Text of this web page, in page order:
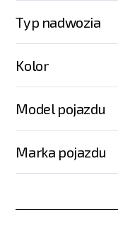
Typ nadwozia
Kolor
Model pojazdu
Marka pojazdu